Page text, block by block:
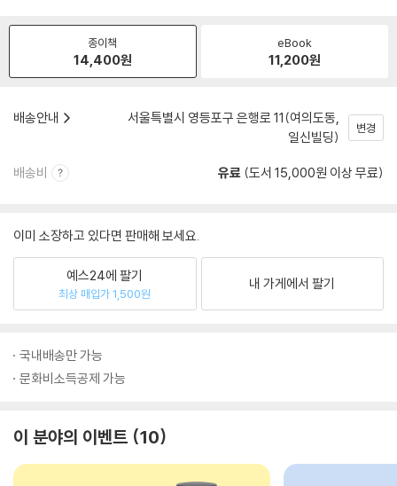
종이책
14,400원
eBook
11,200원
배송안내
서울특별시 영등포구 은행로 11(여의도동,
일신빌딩)
변경
배송비 유료 (도서 15,000원 이상 무료)
이미 소장하고 있다면 판매해 보세요.
예스24에 팔기
최상 매입가 1,500원
내 가게에서 팔기
국내배송만 가능
문화비소득공제 가능
이 분야의 이벤트 10